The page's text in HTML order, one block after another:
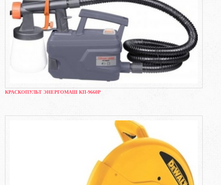
КРАСКОПУЛЬТ ЭНЕРГОМАШ КП-9660Р